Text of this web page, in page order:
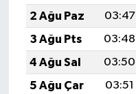
2 Ağu Paz
03:47
3 Ağu Pts
03:48
4 Ağu Sal
03:50
5 Ağu Çar
03:51